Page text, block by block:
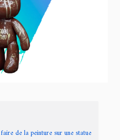
de la peinture sur une statue